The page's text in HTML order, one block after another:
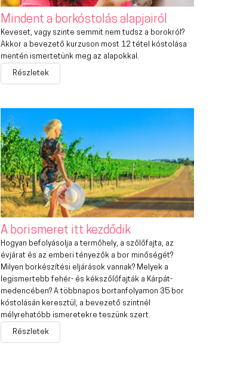
Mindent a borkóstolás alapjairól
Keveset, vagy szinte semmit nem tudsz a borokról?
Akkor a bevezető kurzuson most 12 tétel kóstolása
mentén ismertetünk meg az alapokkal.
Részletek
A borismeret itt kezdődik
Hogyan befolyásolja a termőhely, a szőlőfajta, az
évjárat és az emberi tényezők a bor minőségét?
Milyen borkészítési eljárások vannak? Melyek a
legismertebb fehér- és kékszőlőfajták a Kárpát-
medencében? A többnapos bortanfolyamon 35 bor
kóstolásán keresztül, a bevezető szintnél
mélyrehatóbb ismeretekre teszünk szert.
Részletek